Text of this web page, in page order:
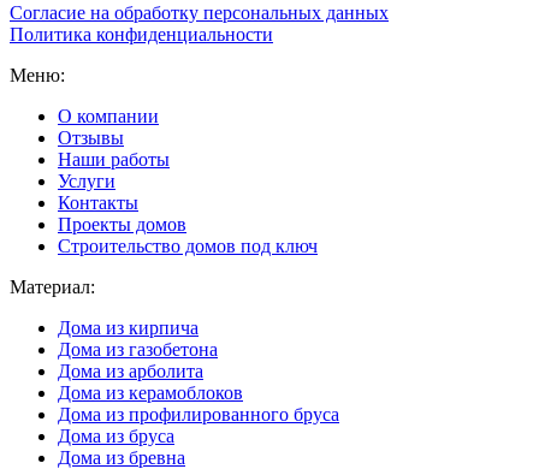
Согласие на обработку персональных данных
Политика конфиденциальности
Меню:
О компании
Отзывы
Наши работы
Услуги
Контакты
Проекты домов
Строительство домов под ключ
Материал:
Дома из кирпича
Дома из газобетона
Дома из арболита
Дома из керамоблоков
Дома из профилированного бруса
Дома из бруса
Дома из бревна